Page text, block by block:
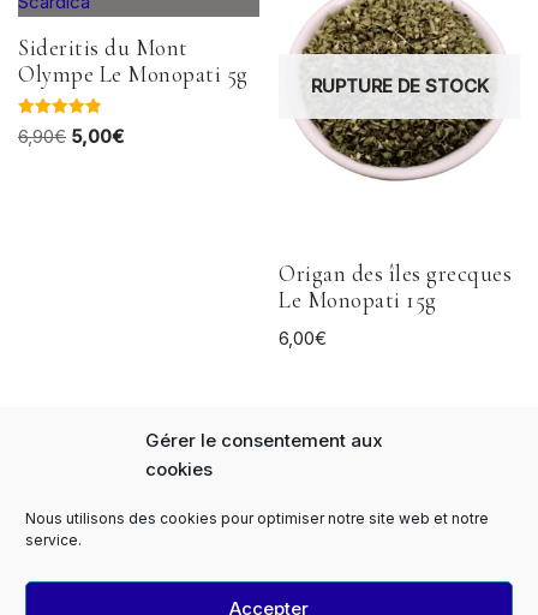
Gérer le consentement aux
cookies
Nous utilisons des cookies pour optimiser notre site web et notre
service.
Accepter
Sideritis du Mont
Olympe Le Monopati 5g
Note
5.00
6,90€ 5,00€
RUPTURE DE STOCK
Origan des îles grecques
Le Monopati 15g
6,00€
Panier FAQs
Notre Histoire
Le Monopati Newsletter